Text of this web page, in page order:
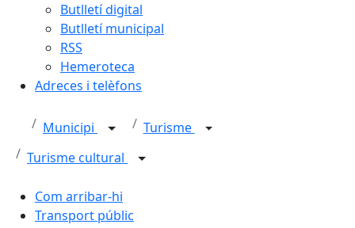
Butlletí digital
Butlletí municipal
RSS
Hemeroteca
Adreces i telèfons
Municipi
Turisme
Turisme cultural
Com arribar-hi
Transport públic